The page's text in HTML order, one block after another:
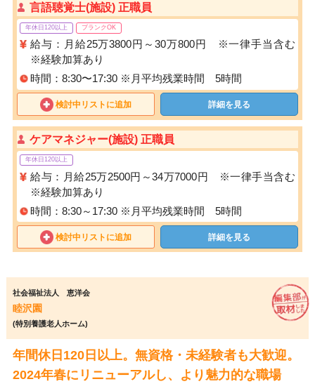
言語聴覚士(施設) 正職員
年休日120以上 ブランクOK
給与：月給25万3800円～30万800円 ※一律手当含む
※経験加算あり
時間：8:30〜17:30 ※月平均残業時間 5時間
検討中リストに追加 詳細を見る
ケアマネジャー(施設) 正職員
年休日120以上
給与：月給25万2500円～34万7000円 ※一律手当含む
※経験加算あり
時間：8:30～17:30 ※月平均残業時間 5時間
検討中リストに追加 詳細を見る
社会福祉法人 恵洋会
睦沢園
(特別養護老人ホーム)
年間休日120日以上。無資格・未経験者も大歓迎。
2024年春にリニューアルし、より魅力的な職場